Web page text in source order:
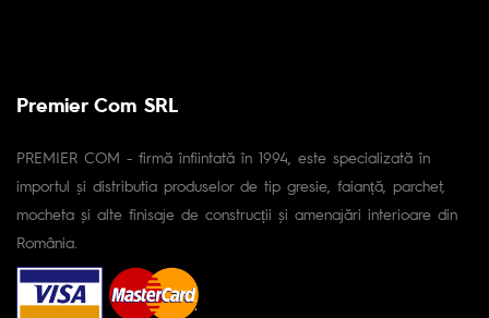
Premier Com SRL
PREMIER COM - firmă înfiintată în 1994, este specializată în
importul și distributia produselor de tip gresie, faianță, parchet,
mocheta și alte finisaje de construcții și amenajări interioare din
România.